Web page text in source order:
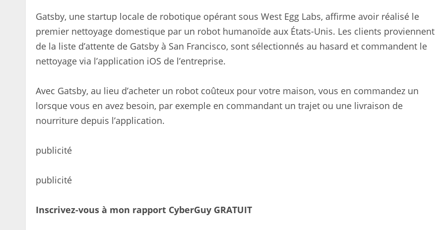
Gatsby, une startup locale de robotique opérant sous West Egg Labs, affirme avoir réalisé le
premier nettoyage domestique par un robot humanoïde aux États-Unis. Les clients proviennent
de la liste d’attente de Gatsby à San Francisco, sont sélectionnés au hasard et commandent le
nettoyage via l’application iOS de l’entreprise.
Avec Gatsby, au lieu d’acheter un robot coûteux pour votre maison, vous en commandez un
lorsque vous en avez besoin, par exemple en commandant un trajet ou une livraison de
nourriture depuis l’application.
publicité
publicité
Inscrivez-vous à mon rapport CyberGuy GRATUIT